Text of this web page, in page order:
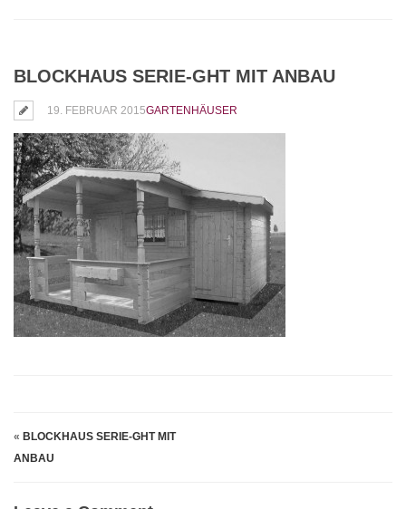
BLOCKHAUS SERIE-GHT MIT ANBAU
19. FEBRUAR 2015GARTENHÄUSER
« BLOCKHAUS SERIE-GHT MIT
ANBAU